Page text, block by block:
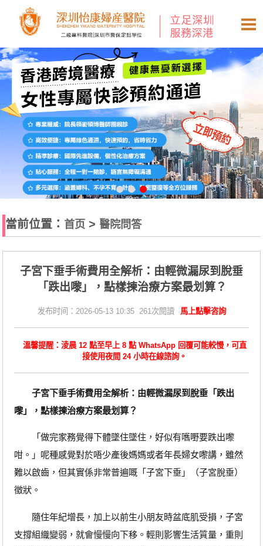
當前位置： 首页 >醫院問答
子宮下垂手術費用全解析：由輕微漏尿到脫垂
「跌出嚟」，點樣揀治療方案最划算？
发布时间：2026-05-13 10:35 261次閱讀 馬上點擊咨詢
溫馨提醒：淩晨 12 點至早上 8 點 WhatsApp 回覆可能較慢，可直
接使用夜間 24 小時在線諮詢。
子宮下垂手術費用全解析：由輕微漏尿到脫垂「跌出
嚟」，點樣揀治療方案最划算？
「做完家務覺得下體墜住墜住，好似有嚿嘢要跌出嚟
咁。」呢種感覺對於唔少產後媽媽或者年長婦女嚟講，雖然
難以啟齒，但其實係非常普遍嘅「子宮下垂」（子宮脫垂）
徵狀。
隨住年紀增長，加上以前生小朋友時盆底肌受損，子宮
支撐組織變弱，就會慢慢向下移。輕則影響生活質量，重則